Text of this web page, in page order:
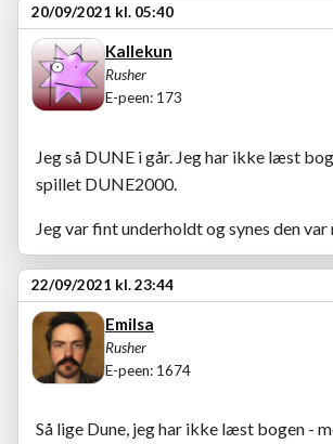
20/09/2021 kl. 05:40
Kallekun
Rusher
E-peen: 173
Jeg så DUNE i går. Jeg har ikke læst
spillet DUNE2000.
Jeg var fint underholdt og synes den
22/09/2021 kl. 23:44
Emilsa
Rusher
E-peen: 1674
Så lige Dune, jeg har ikke læst bogen -